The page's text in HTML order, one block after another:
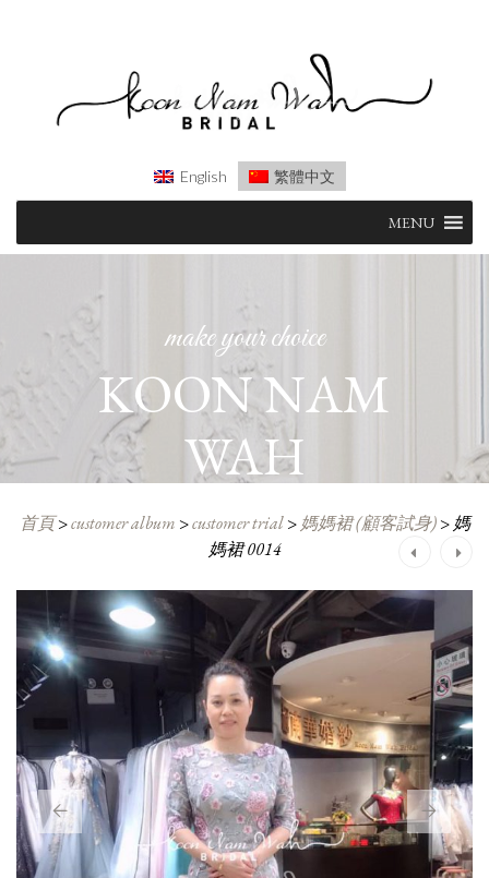
English 繁體中文
content
MENU
make your choice
KOON NAM
WAH
首頁>customer album >customer trial> 媽媽裙 (顧客試身)>媽
媽裙 0014
navigation